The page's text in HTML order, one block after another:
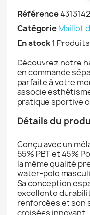
Référence
CatégorieMaillot
En stock1 Produits
Découvrez notre
en commande
parfaite à votre
associe
pratique sportive
Détails du
Conçu avec un
55% PBT et 45%
la même qualité
water-polo
Sa conception
excellente
renforcées et son
croisées innovant.